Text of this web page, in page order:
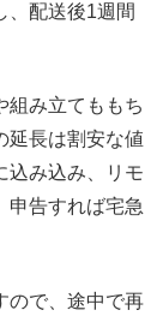
、配送後1週間
組み立てももち
延長は割安な値
込み込み、リモ
申告すれば宅急
ので、途中で再